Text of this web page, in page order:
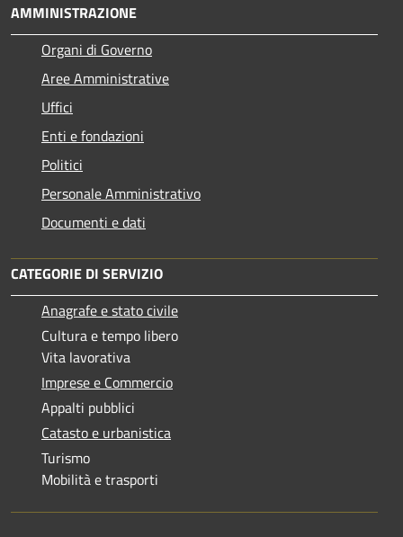
AMMINISTRAZIONE
Organi di Governo
Aree Amministrative
Uffici
Enti e fondazioni
Politici
Personale Amministrativo
Documenti e dati
CATEGORIE DI SERVIZIO
Anagrafe e stato civile
Cultura e tempo libero
Vita lavorativa
Imprese e Commercio
Appalti pubblici
Catasto e urbanistica
Turismo
Mobilità e trasporti